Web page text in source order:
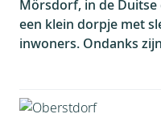
Mörsdorf, in de Duitse
een klein dorpje met
inwoners. Ondanks